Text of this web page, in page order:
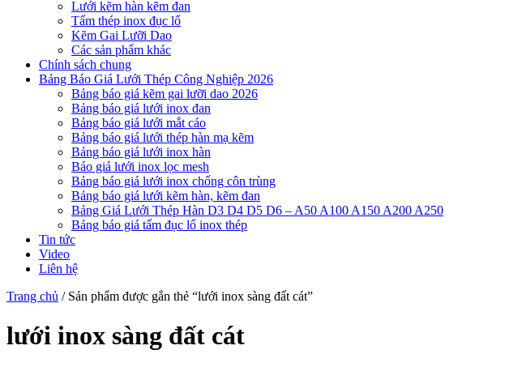
Lưới kẽm hàn kẽm đan
Tấm thép inox đục lổ
Kẽm Gai Lưỡi Dao
Các sản phẩm khác
Chính sách chung
Bảng Báo Giá Lưới Thép Công Nghiệp 2026
Bảng báo giá kẽm gai lưỡi dao 2026
Bảng báo giá lưới inox đan
Bảng báo giá lưới mắt cáo
Bảng báo giá lưới thép hàn mạ kẽm
Bảng báo giá lưới inox hàn
Báo giá lưới inox lọc mesh
Bảng báo giá lưới inox chống côn trùng
Bảng báo giá lưới kẽm hàn, kẽm đan
Bảng Giá Lưới Thép Hàn D3 D4 D5 D6 – A50 A100 A150 A200 A250
Bảng báo giá tấm đục lổ inox thép
Tin tức
Video
Liên hệ
Trang chủ / Sản phẩm được gắn thẻ “lưới inox sàng đất cát”
lưới inox sàng đất cát